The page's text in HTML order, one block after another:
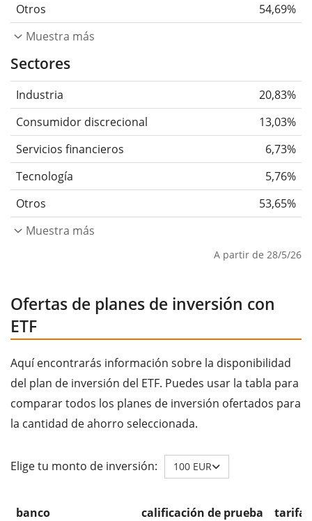
Otros
54,69%
Muestra más
Sectores
Industria
20,83%
Consumidor discrecional
13,03%
Servicios financieros
6,73%
Tecnología
5,76%
Otros
53,65%
Muestra más
A partir de 28/5/26
Ofertas de planes de inversión con
ETF
Aquí encontrarás información sobre la disponibilidad
del plan de inversión del ETF. Puedes usar la tabla para
comparar todos los planes de inversión ofertados para
la cantidad de ahorro seleccionada.
Elige tu monto de inversión: 100 EUR
banco calificación de prueba tarifa